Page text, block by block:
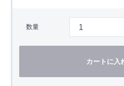
数量
カートに入